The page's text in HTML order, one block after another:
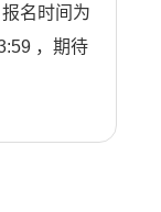
名时间为
，期待